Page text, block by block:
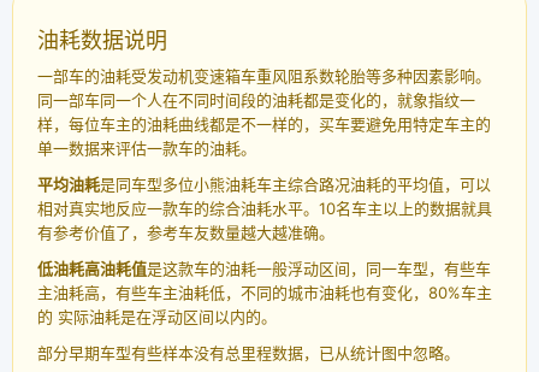
油耗数据说明
一部车的油耗受发动机变速箱车重风阻系数轮胎等多种因素影响。
同一部车同一个人在不同时间段的油耗都是变化的，就象指纹一
样，每位车主的油耗曲线都是不一样的，买车要避免用特定车主的
单一数据来评估一款车的油耗。
平均油耗是同车型多位小熊油耗车主综合路况油耗的平均值，可以
相对真实地反应一款车的综合油耗水平。10名车主以上的数据就具
有参考价值了，参考车友数量越大越准确。
低油耗高油耗值是这款车的油耗一般浮动区间，同一车型，有些车
主油耗高，有些车主油耗低，不同的城市油耗也有变化，80%车主
的 实际油耗是在浮动区间以内的。
部分早期车型有些样本没有总里程数据，已从统计图中忽略。